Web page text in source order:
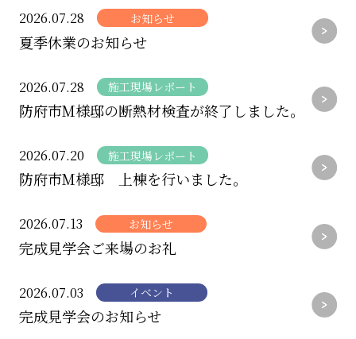
2026.07.28 お知らせ
夏季休業のお知らせ
2026.07.28 施工現場レポート
防府市M様邸の断熱材検査が終了しました。
2026.07.20 施工現場レポート
防府市M様邸 上棟を行いました。
2026.07.13 お知らせ
完成見学会ご来場のお礼
2026.07.03 イベント
完成見学会のお知らせ